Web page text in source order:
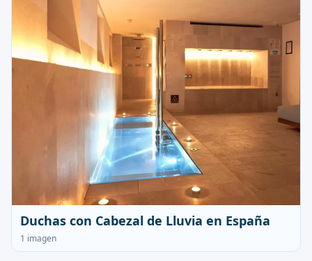
Duchas con Cabezal de Lluvia en España
1 imagen